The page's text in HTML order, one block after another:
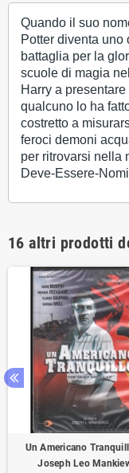
Quando il suo
Potter diventa
battaglia per la
scuole di magia
Harry a
qualcuno lo ha
costretto a
feroci demoni
per ritrovarsi nella
Deve-Essere-
16 altri prodotti
Un Americano
Joseph Leo